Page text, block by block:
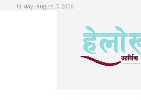
Friday, August 7, 2026